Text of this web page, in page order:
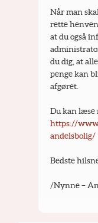
Når man
rette
at du også
du dig, at
penge kan
afgøret.
https://
andelsbolig/
Bedste
/Nynne –